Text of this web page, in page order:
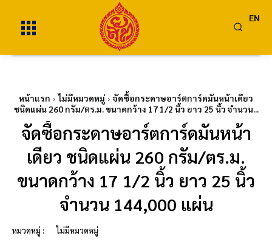
EN
หน้าแรก ไม่มีหมวดหมู่
จัดซื้อกระดาษอาร์ตการ์ดมันหน้าเดียว
ชนิดแผ่น 260 กรัม/ตร.ม. ขนาดกว้าง 17 1/2 นิ้ว ยาว 25 นิ้ว จำนวน...
จัดซื้อกระดาษอาร์ตการ์ดมันหน้า
เดียว ชนิดแผ่น 260 กรัม/ตร.ม.
ขนาดกว้าง 17 1/2 นิ้ว ยาว 25 นิ้ว
จำนวน 144,000 แผ่น
หมวดหมู่ : ไม่มีหมวดหมู่